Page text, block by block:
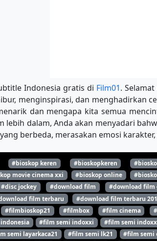
Indonesia gratis di Film01.
menginspirasi, dan menghadirkan
dan mengapa kita semua
lebih dalam, Anda akan menyadari
berbeda, merasakan emosi
#bioskop keren #bioskopkeren
movie cinema xxi #bioskop online
#disc jockey #download film #download film
film terbaru #download film terbaru
#filmbioskop21 #filmbox #film cinema
#film semi indoxxi #film semi
semi layarkaca21 #film semi lk21 #film semi